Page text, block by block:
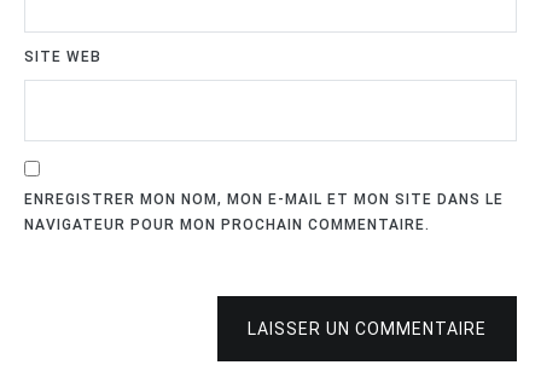
SITE WEB
ENREGISTRER MON NOM, MON E-MAIL ET MON SITE DANS LE
NAVIGATEUR POUR MON PROCHAIN COMMENTAIRE.
LAISSER UN COMMENTAIRE